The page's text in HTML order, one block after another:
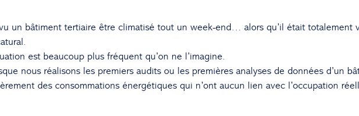
un bâtiment tertiaire être climatisé tout un week-end… alors qu’il était totalement
est beaucoup plus fréquent qu’on ne l’imagine.
nous réalisons les premiers audits ou les premières analyses de données d’un
des consommations énergétiques qui n’ont aucun lien avec l’occupation